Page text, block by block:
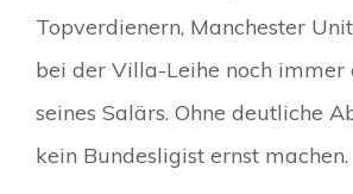
Topverdienern, Manchester
bei der Villa-Leihe noch immer
seines Salärs. Ohne deutliche
kein Bundesligist ernst machen.